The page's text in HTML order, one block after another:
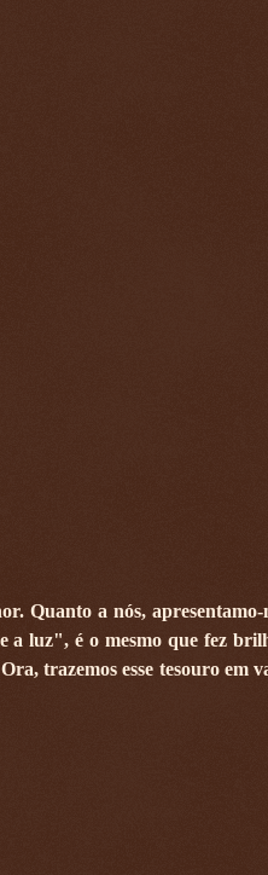
Quanto a nós, apresentamo-
a luz", é o mesmo que fez
trazemos esse tesouro em